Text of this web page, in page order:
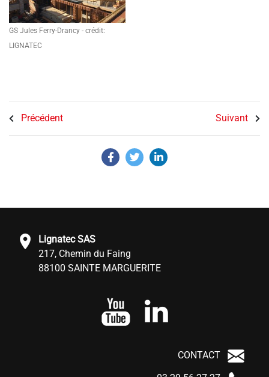
GS Jules Ferry-Drancy - crédit:
LIGNATEC
Précédent Suivant
Lignatec SAS
217, Chemin du Faing
88100 SAINTE MARGUERITE
CONTACT